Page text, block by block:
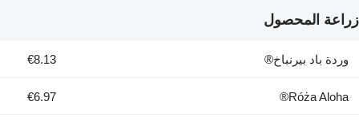
زراعة المحصول
وردة باد بيرنباخ® €8.13
Róża Aloha®
€6.97